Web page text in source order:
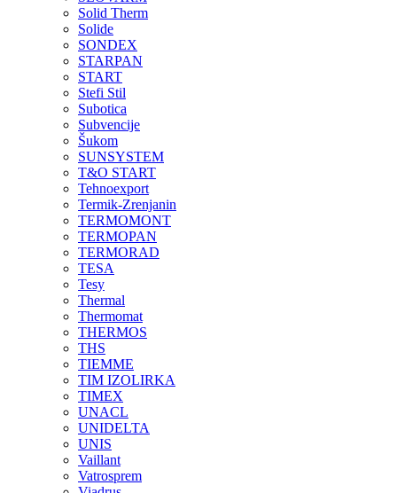
Solid Therm
Solide
SONDEX
STARPAN
START
Stefi Stil
Subotica
Subvencije
Šukom
SUNSYSTEM
T&O START
Tehnoexport
Termik-Zrenjanin
TERMOMONT
TERMOPAN
TERMORAD
TESA
Tesy
Thermal
Thermomat
THERMOS
THS
TIEMME
TIM IZOLIRKA
TIMEX
UNACL
UNIDELTA
UNIS
Vaillant
Vatrosprem